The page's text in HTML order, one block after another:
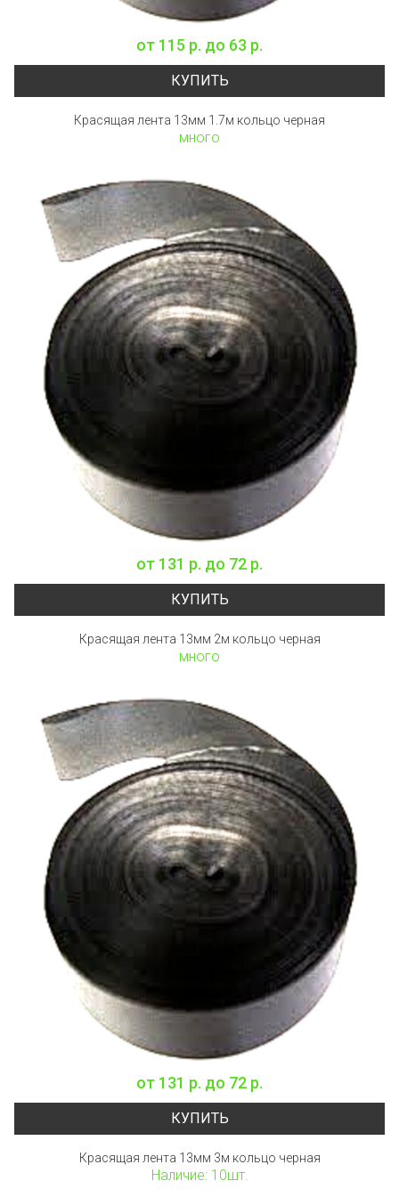
от 115 р. до 63 р.
КУПИТЬ
Красящая лента 13мм 1.7м кольцо черная
много
от 131 р. до 72 р.
КУПИТЬ
Красящая лента 13мм 2м кольцо черная
много
от 131 р. до 72 р.
КУПИТЬ
Красящая лента 13мм 3м кольцо черная
Наличие: 10шт.